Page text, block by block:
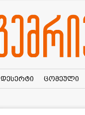
დესერტი ცომეული